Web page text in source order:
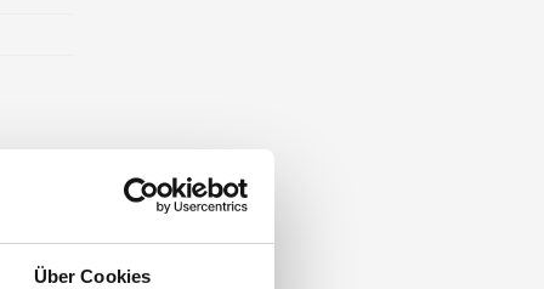
Über Cookies